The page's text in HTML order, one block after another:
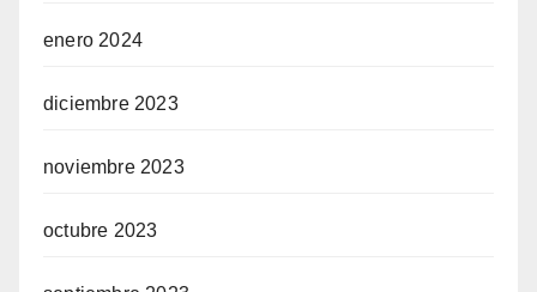
enero 2024
diciembre 2023
noviembre 2023
octubre 2023